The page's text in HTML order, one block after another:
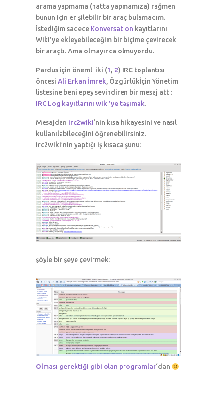
arama yapmama (hatta yapmamıza) rağmen
bunun için erişilebilir bir araç bulamadım.
İstediğim sadece Konversation kayıtlarını
Wiki’ye ekleyebileceğim bir biçime çevirecek
bir araçtı. Ama olmayınca olmuyordu.
Pardus için önemli iki (1, 2) IRC toplantısı
öncesi Ali Erkan İmrek, Özgürlükİçin Yönetim
listesine beni epey sevindiren bir mesaj attı:
IRC Log kayıtlarını wiki’ye taşımak.
Mesajdan irc2wiki‘nin kısa hikayesini ve nasıl
kullanılabileceğini öğrenebilirsiniz.
irc2wiki’nin yaptığı iş kısaca şunu:
şöyle bir şeye çevirmek:
Olması gerektiği gibi olan programlar‘dan